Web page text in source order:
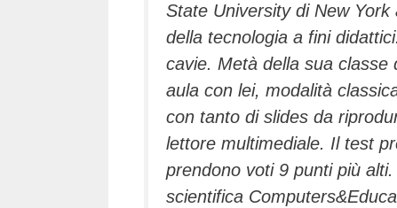
State University di New
della tecnologia a fini
cavie. Metà della sua
aula con lei, modalità
con tanto di slides da
lettore multimediale. Il test
prendono voti 9 punti più
scientifica